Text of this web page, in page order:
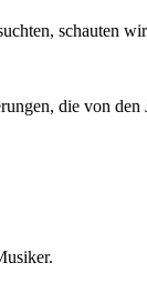
schauten
die von den